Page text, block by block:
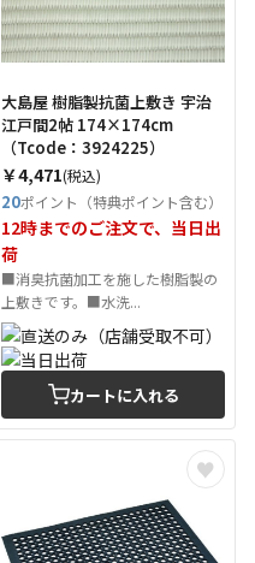
大島屋 樹脂製抗菌上敷き 宇治
江戸間2帖 174×174cm
（Tcode：3924225）
￥4,471(税込)
20ポイント（特典ポイント含む）
12時までのご注文で、当日出
荷
■消臭抗菌加工を施した樹脂製の
上敷きです。■水洗...
カートに入れる